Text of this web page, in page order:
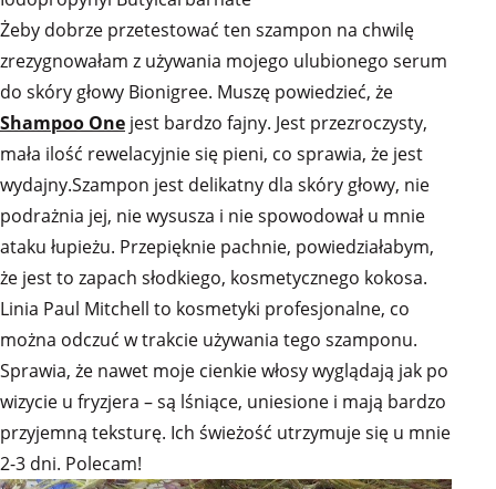
Żeby dobrze przetestować ten szampon na chwilę
zrezygnowałam z używania mojego ulubionego serum
do skóry głowy Bionigree. Muszę powiedzieć, że
Shampoo One jest bardzo fajny. Jest przezroczysty,
mała ilość rewelacyjnie się pieni, co sprawia, że jest
wydajny.Szampon jest delikatny dla skóry głowy, nie
podrażnia jej, nie wysusza i nie spowodował u mnie
ataku łupieżu. Przepięknie pachnie, powiedziałabym,
że jest to zapach słodkiego, kosmetycznego kokosa.
Linia Paul Mitchell to kosmetyki profesjonalne, co
można odczuć w trakcie używania tego szamponu.
Sprawia, że nawet moje cienkie włosy wyglądają jak po
wizycie u fryzjera – są lśniące, uniesione i mają bardzo
przyjemną teksturę. Ich świeżość utrzymuje się u mnie
2-3 dni. Polecam!